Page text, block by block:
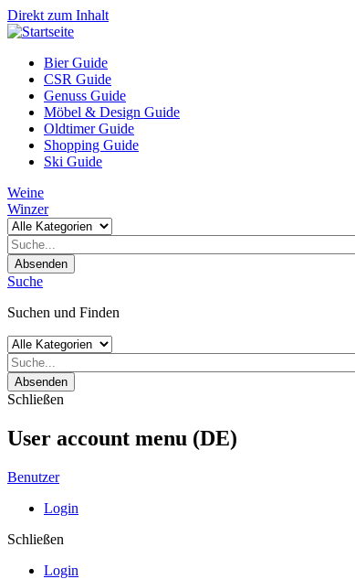
Direkt zum Inhalt
Bier Guide
CSR Guide
Genuss Guide
Möbel & Design Guide
Oldtimer Guide
Shopping Guide
Ski Guide
Weine
Winzer
Absenden
Suche
Suchen und Finden
Absenden
Schließen
User account menu (DE)
Benutzer
Login
Schließen
Login